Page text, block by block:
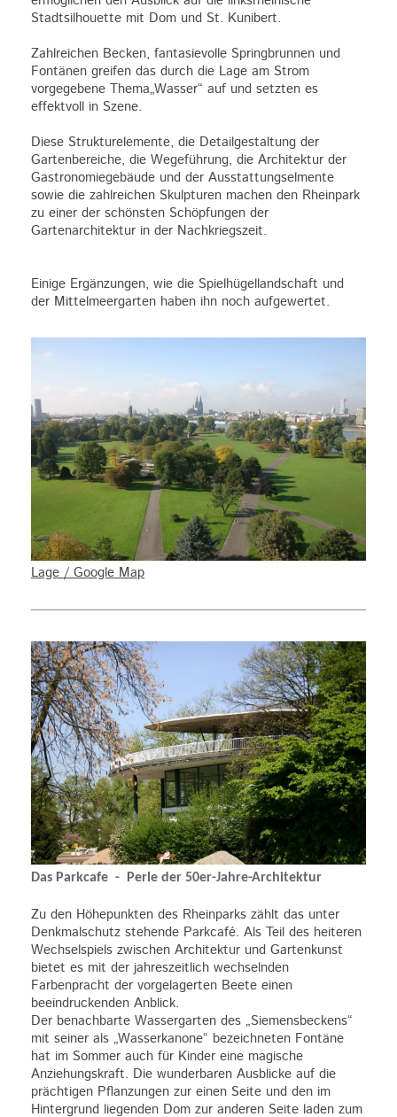
Stadtsilhouette mit Dom und St. Kunibert.
Zahlreichen Becken, fantasievolle Springbrunnen und
Fontänen greifen das durch die Lage am Strom
vorgegebene Thema„Wasser“ auf und setzten es
effektvoll in Szene.
Diese Strukturelemente, die Detailgestaltung der
Gartenbereiche, die Wegeführung, die Architektur der
Gastronomiegebäude und der Ausstattungselmente
sowie die zahlreichen Skulpturen machen den Rheinpark
zu einer der schönsten Schöpfungen der
Gartenarchitektur in der Nachkriegszeit.
Einige Ergänzungen, wie die Spielhügellandschaft und
der Mittelmeergarten haben ihn noch aufgewertet.
Lage / Google Map
Das Parkcafe - Perle der 50er-Jahre-Architektur
Zu den Höhepunkten des Rheinparks zählt das unter
Denkmalschutz stehende Parkcafé. Als Teil des heiteren
Wechselspiels zwischen Architektur und Gartenkunst
bietet es mit der jahreszeitlich wechselnden
Farbenpracht der vorgelagerten Beete einen
beeindruckenden Anblick.
Der benachbarte Wassergarten des „Siemensbeckens“
mit seiner als „Wasserkanone“ bezeichneten Fontäne
hat im Sommer auch für Kinder eine magische
Anziehungskraft. Die wunderbaren Ausblicke auf die
prächtigen Pflanzungen zur einen Seite und den im
Hintergrund liegenden Dom zur anderen Seite laden zum